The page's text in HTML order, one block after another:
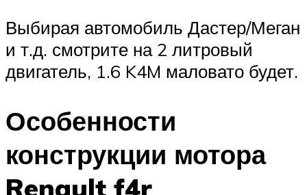
Выбирая автомобиль Дастер/Меган
и т.д. смотрите на 2 литровый
двигатель, 1.6 K4M маловато будет.
Особенности
конструкции мотора
Renault f4r